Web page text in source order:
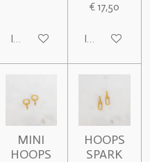
In winkelwagen
€ 17,50
In
MINI
HOOPS
HOOPS
SPARK